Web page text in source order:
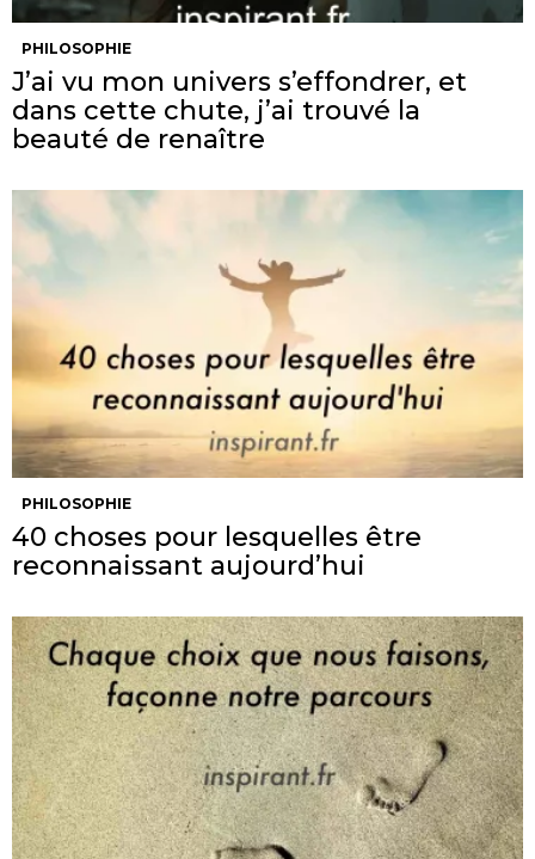
PHILOSOPHIE
J’ai vu mon univers s’effondrer, et
dans cette chute, j’ai trouvé la
beauté de renaître
PHILOSOPHIE
40 choses pour lesquelles être
reconnaissant aujourd’hui